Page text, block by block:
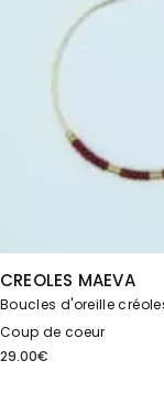
CREOLES MAEVA
Boucles d'oreille
Coup de coeur
29.00€